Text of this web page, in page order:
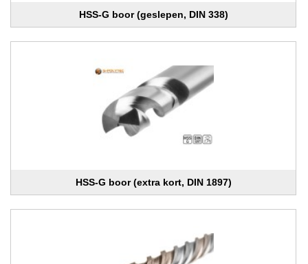
HSS-G boor (geslepen, DIN 338)
HSS-G boor (extra kort, DIN 1897)